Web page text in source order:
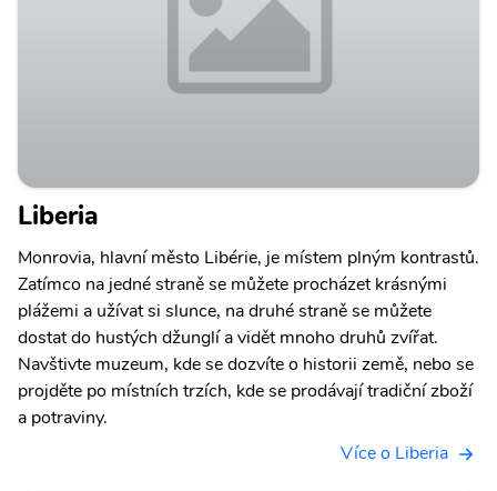
Liberia
Monrovia, hlavní město Libérie, je místem plným kontrastů.
Zatímco na jedné straně se můžete procházet krásnými
plážemi a užívat si slunce, na druhé straně se můžete
dostat do hustých džunglí a vidět mnoho druhů zvířat.
Navštivte muzeum, kde se dozvíte o historii země, nebo se
projděte po místních trzích, kde se prodávají tradiční zboží
a potraviny.
Více o Liberia